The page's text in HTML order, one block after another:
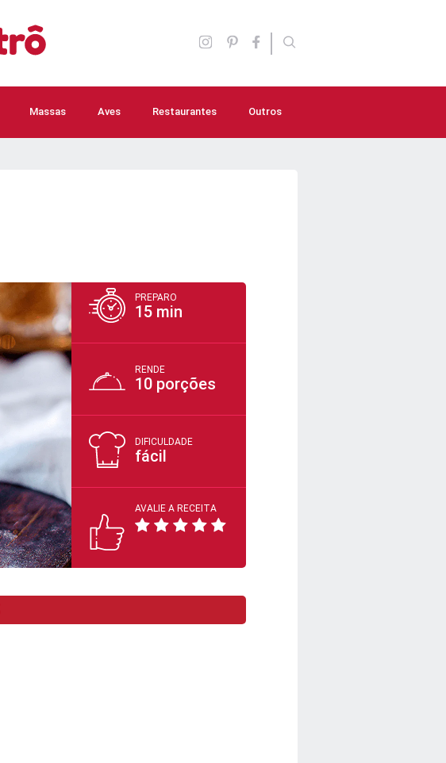
Massas Aves Restaurantes Outros
Sopas e caldos
PREPARO
15 min
RENDE
10 porções
DIFICULDADE
fácil
AVALIE A RECEITA